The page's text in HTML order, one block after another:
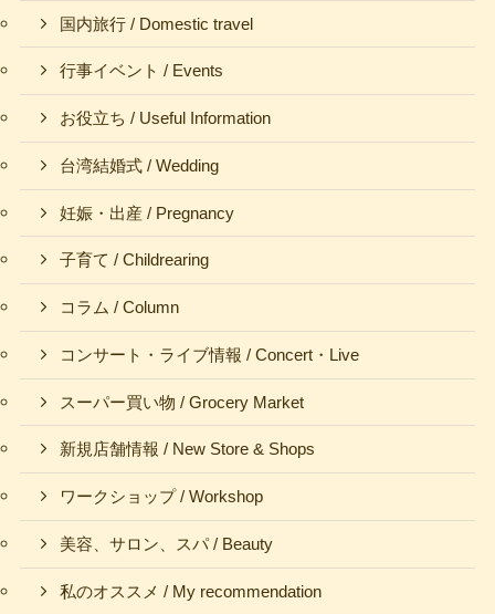
国内旅行 / Domestic travel
行事イベント / Events
お役立ち / Useful Information
台湾結婚式 / Wedding
妊娠・出産 / Pregnancy
子育て / Childrearing
コラム / Column
コンサート・ライブ情報 / Concert・Live
スーパー買い物 / Grocery Market
新規店舗情報 / New Store & Shops
ワークショップ / Workshop
美容、サロン、スパ / Beauty
私のオススメ / My recommendation